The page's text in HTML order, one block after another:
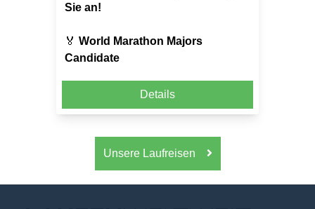
Sie an!
🏅 World Marathon Majors
Candidate
Details
Unsere Laufreisen